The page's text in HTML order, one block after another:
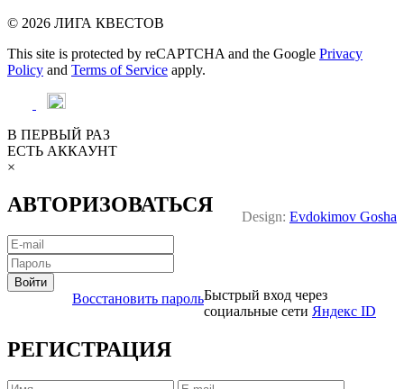
© 2026 ЛИГА КВЕСТОВ
This site is protected by reCAPTCHA and the Google Privacy
Policy and Terms of Service apply.
Design: Evdokimov Gosha
В ПЕРВЫЙ РАЗ
ЕСТЬ АККАУНТ
×
АВТОРИЗОВАТЬСЯ
Войти
Восстановить парольБыстрый вход через
социальные сети Яндекс ID
РЕГИСТРАЦИЯ